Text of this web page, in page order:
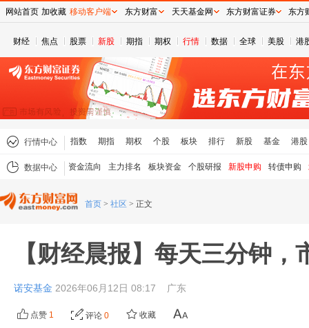
财经 焦点 股票 新股 期指 期权 行情 数据 全球 美股 港
行情中心 指数 期指 期权 个股 板块 排行 新股 基金 港股
数据中心 资金流向 主力排名 板块资金 个股研报 新股申购 转债申购
首页 > 社区 > 正文
【财经晨报】每天三分钟，
诺安基金 2026年06月12日 08:17 广东
点赞 1 评论 0 收藏
网站首页 加收藏 移动客户端 东方财富 天天基金网 东方财富证券 东方